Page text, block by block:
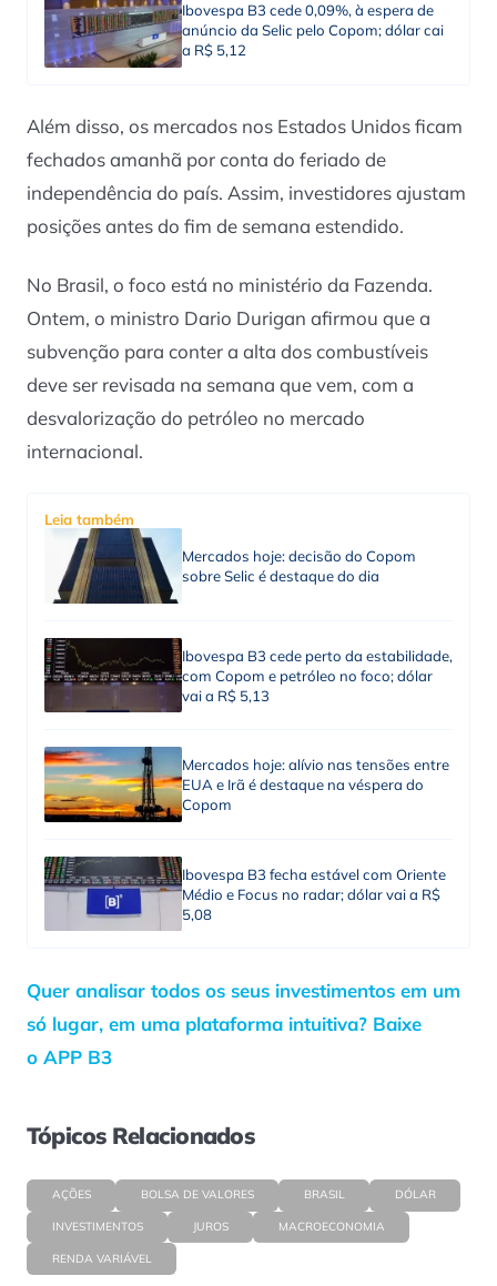
Ibovespa B3 cede 0,09%, à espera de
anúncio da Selic pelo Copom; dólar cai
a R$ 5,12
Além disso, os mercados nos Estados Unidos ficam
fechados amanhã por conta do feriado de
independência do país. Assim, investidores ajustam
posições antes do fim de semana estendido.
No Brasil, o foco está no ministério da Fazenda.
Ontem, o ministro Dario Durigan afirmou que a
subvenção para conter a alta dos combustíveis
deve ser revisada na semana que vem, com a
desvalorização do petróleo no mercado
internacional.
Leia também
Mercados hoje: decisão do Copom
sobre Selic é destaque do dia
Ibovespa B3 cede perto da estabilidade,
com Copom e petróleo no foco; dólar
vai a R$ 5,13
Mercados hoje: alívio nas tensões entre
EUA e Irã é destaque na véspera do
Copom
Ibovespa B3 fecha estável com Oriente
Médio e Focus no radar; dólar vai a R$
5,08
Quer analisar todos os seus investimentos em um
só lugar, em uma plataforma intuitiva? Baixe
o APP B3
Tópicos Relacionados
AÇÕES BOLSA DE VALORES BRASIL DÓLAR
INVESTIMENTOS JUROS MACROECONOMIA
RENDA VARIÁVEL